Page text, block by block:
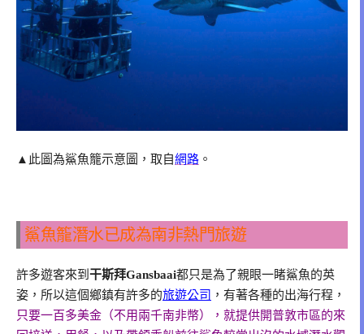
▲此圖為鯊魚籠示意圖，取自網路 。
鯊魚籠潛水已成為南非熱門旅遊
許多遊客來到 干斯拜Gansbaai都只是為了親眼一睹鯊魚的英
姿，所以這個鄉鎮有許多的旅遊公司
，有著各種的出海行程，
只要一百多美金（不用兩千南非幣），就提供開普敦市區的來